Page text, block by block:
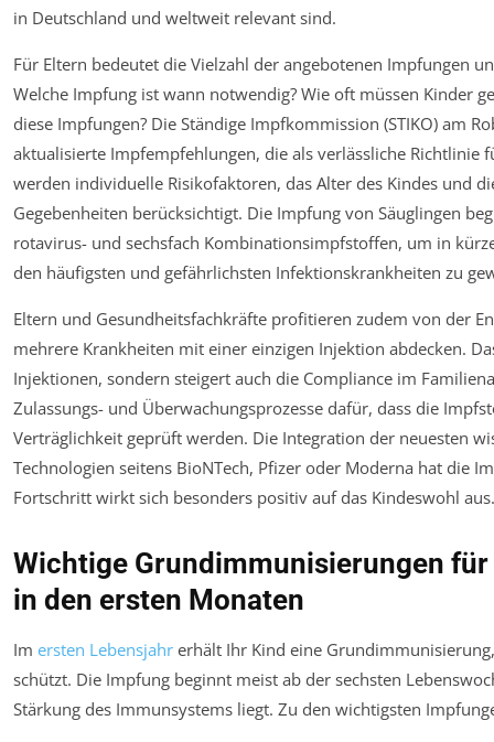
in Deutschland und weltweit relevant sind.
Für Eltern bedeutet die Vielzahl der angebotenen Impfungen
Welche Impfung ist wann notwendig? Wie oft müssen Kinder
diese Impfungen? Die Ständige Impfkommission (STIKO) am
aktualisierte Impfempfehlungen, die als verlässliche Richtlinie
werden individuelle Risikofaktoren, das Alter des Kindes und
Gegebenheiten berücksichtigt. Die Impfung von Säuglingen
rotavirus- und sechsfach Kombinationsimpfstoffen, um in
den häufigsten und gefährlichsten Infektionskrankheiten zu
Eltern und Gesundheitsfachkräfte profitieren zudem von der
mehrere Krankheiten mit einer einzigen Injektion abdecken.
Injektionen, sondern steigert auch die Compliance im
Zulassungs- und Überwachungsprozesse dafür, dass die
Verträglichkeit geprüft werden. Die Integration der neuesten
Technologien seitens BioNTech, Pfizer oder Moderna hat die
Fortschritt wirkt sich besonders positiv auf das Kindeswohl aus.
Wichtige Grundimmunisierungen
in den ersten Monaten
Im ersten Lebensjahr erhält Ihr Kind eine
schützt. Die Impfung beginnt meist ab der sechsten
Stärkung des Immunsystems liegt. Zu den wichtigsten